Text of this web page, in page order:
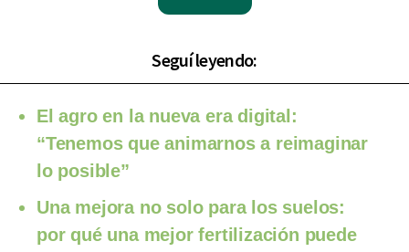
Seguí leyendo:
El agro en la nueva era digital:
“Tenemos que animarnos a reimaginar
lo posible”
Una mejora no solo para los suelos:
por qué una mejor fertilización puede